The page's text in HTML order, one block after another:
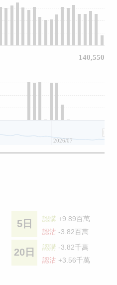
2026/07
140,550
5日 認購 +9.89百萬
認沽 -3.82百萬
20日 認購 -3.82千萬
認沽 +3.56千萬